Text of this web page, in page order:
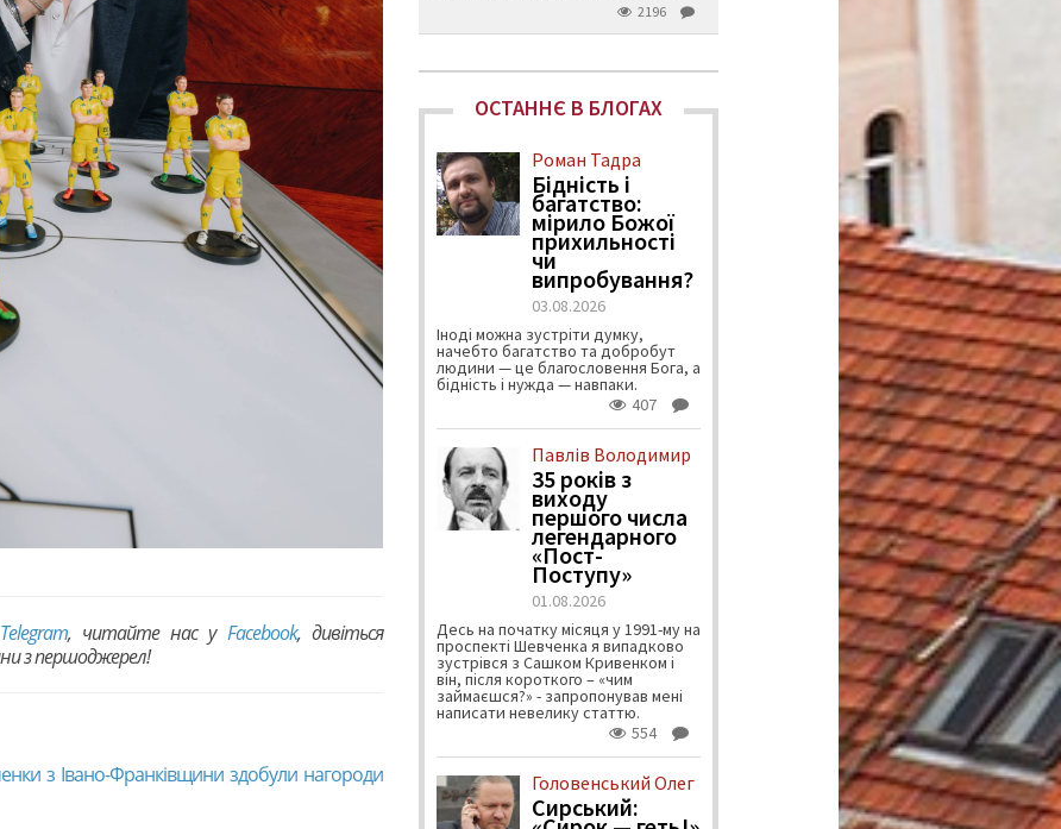
Telegram, читайте нас у Facebook, дивіться
з першоджерел!
з Івано-Франківщини здобули нагороди
2196
ОСТАННЄ В БЛОГАХ
Роман Тадра
Бідність і
багатство:
мірило Божої
прихильності
чи
випробування?
03.08.2026
Іноді можна зустріти думку,
начебто багатство та добробут
людини — це благословення Бога, а
бідність і нужда — навпаки.
407
Павлів Володимир
35 років з
виходу
першого числа
легендарного
«Пост-
Поступу»
01.08.2026
Десь на початку місяця у 1991-му на
проспекті Шевченка я випадково
зустрівся з Сашком Кривенком і
він, після короткого – «чим
займаєшся?» - запропонував мені
написати невелику статтю.
554
Головенський Олег
Сирський: